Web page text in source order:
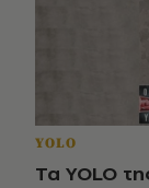
YOLO
Τα YOLO